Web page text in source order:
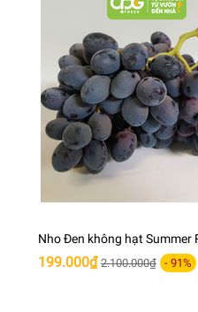
với phô mai, giấm balsamic
với các loại rượu, nước
tại nhà, dâu tây có thể tươi từ
lâu hơn.
trong tủ lạnh và đặc biệt
Nếu cuống dâu còn xanh và
quả dâu có độ đàn hồi tốt
Nho Đen không hạt Summer
(Size 20mm+) Thùng 8.6kg
199.000₫ 2.100.000₫ - 91%